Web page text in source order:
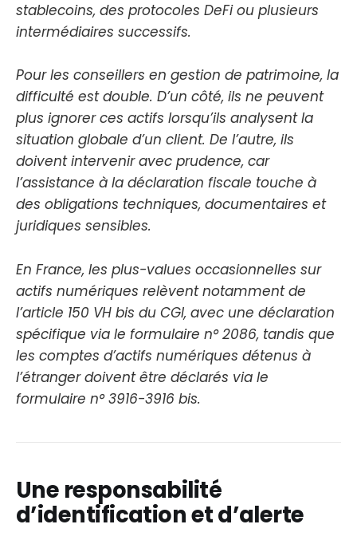
stablecoins, des protocoles DeFi ou plusieurs
intermédiaires successifs.
Pour les conseillers en gestion de patrimoine, la
difficulté est double. D’un côté, ils ne peuvent
plus ignorer ces actifs lorsqu’ils analysent la
situation globale d’un client. De l’autre, ils
doivent intervenir avec prudence, car
l’assistance à la déclaration fiscale touche à
des obligations techniques, documentaires et
juridiques sensibles.
En France, les plus-values occasionnelles sur
actifs numériques relèvent notamment de
l’article 150 VH bis du CGI, avec une déclaration
spécifique via le formulaire n° 2086, tandis que
les comptes d’actifs numériques détenus à
l’étranger doivent être déclarés via le
formulaire n° 3916-3916 bis.
Une responsabilité
d’identification et d’alerte